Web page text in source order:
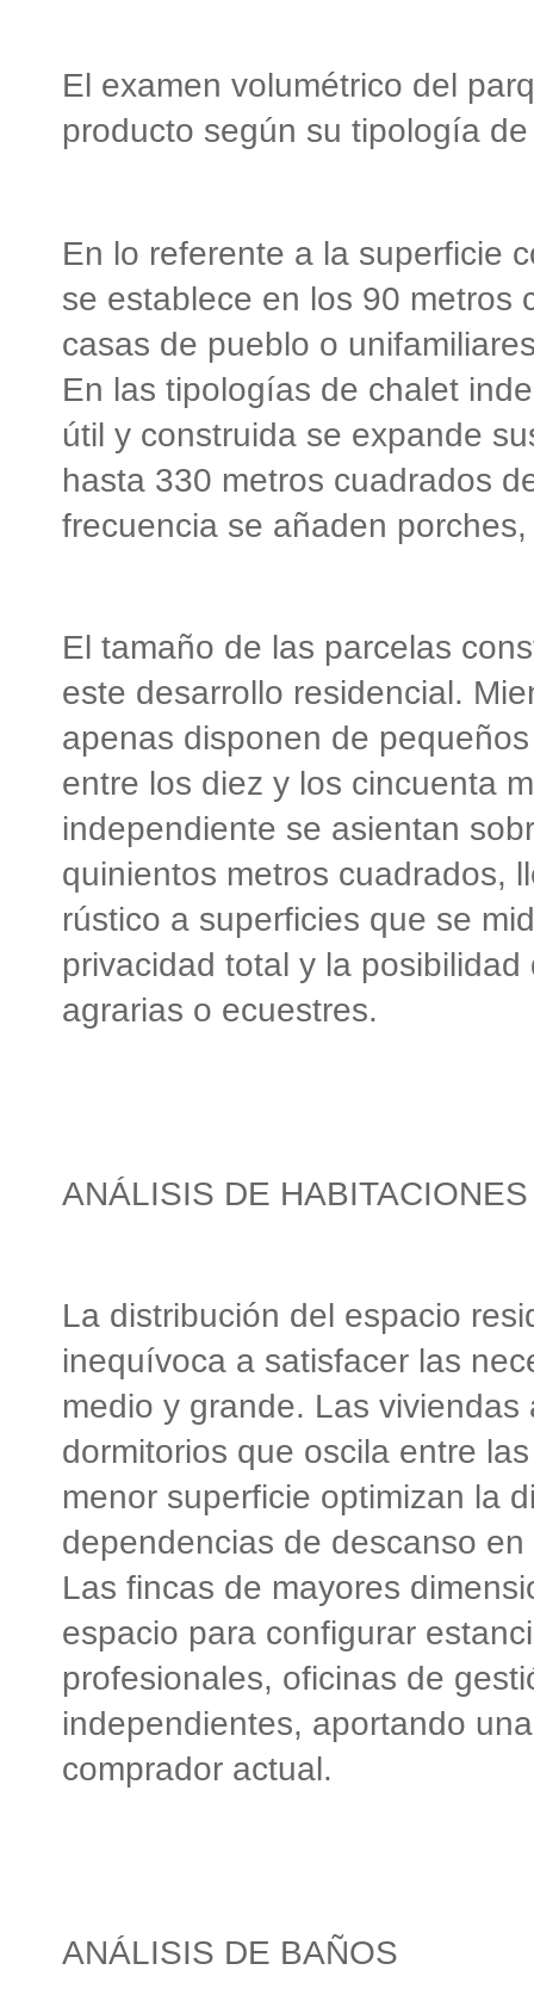
El examen volumétrico del
producto según su tipología
En lo referente a la superficie
se establece en los 90 metros
casas de pueblo o
En las tipologías de chalet
útil y construida se expande
hasta 330 metros cuadrados
frecuencia se añaden
El tamaño de las parcelas
este desarrollo residencial.
apenas disponen de
entre los diez y los cincuenta
independiente se asientan
quinientos metros cuadrados,
rústico a superficies que se
privacidad total y la
agrarias o ecuestres.
ANÁLISIS DE HABITACIONES
La distribución del espacio
inequívoca a satisfacer las
medio y grande. Las
dormitorios que oscila entre
menor superficie optimizan la
dependencias de descanso
Las fincas de mayores
espacio para configurar
profesionales, oficinas de
independientes, aportando
comprador actual.
ANÁLISIS DE BAÑOS